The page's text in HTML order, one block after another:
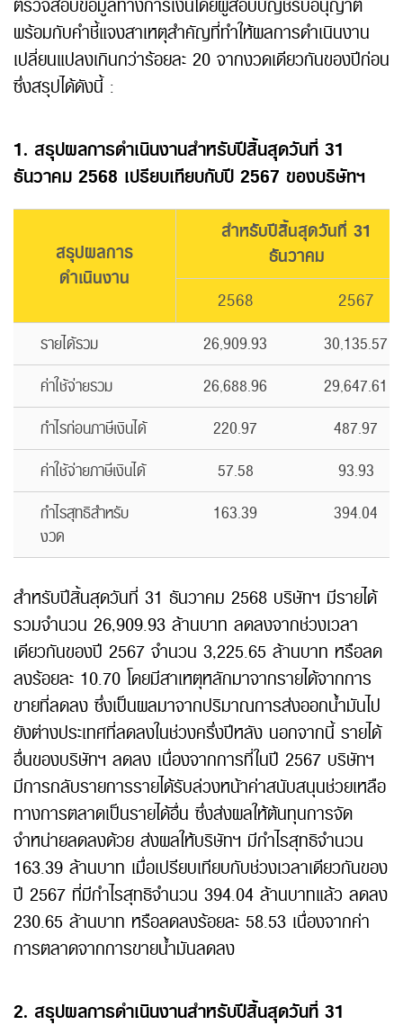
ตรวจสอบข้อมูลทางการเงินโดยผู้สอบบัญชีรับอนุญาต
พร้อมกับคำชี้แจงสาเหตุสำคัญที่ทำให้ผลการดำเนินงาน
เปลี่ยนแปลงเกินกว่าร้อยละ 20 จากงวดเดียวกันของปีก่อน
ซึ่งสรุปได้ดังนี้ :
1. สรุปผลการดำเนินงานสำหรับปีสิ้นสุดวันที่ 31
ธันวาคม 2568 เปรียบเทียบกับปี 2567 ของบริษัทฯ
สรุปผลการ
ดำเนินงาน
สำหรับปีสิ้นสุดวันที่ 31
ธันวาคม
2568 2567
รายได้รวม 26,909.93
30,135.57
ค่าใช้จ่ายรวม
26,688.96
29,647.61
กำไรก่อนภาษีเงินได้
220.97
487.97
ค่าใช้จ่ายภาษีเงินได้
57.58
93.93
กำไรสุทธิสำหรับ
งวด
163.39 394.04
สำหรับปีสิ้นสุดวันที่ 31 ธันวาคม 2568 บริษัทฯ มีรายได้
รวมจำนวน 26,909.93 ล้านบาท ลดลงจากช่วงเวลา
เดียวกันของปี 2567 จำนวน 3,225.65 ล้านบาท หรือลด
ลงร้อยละ 10.70 โดยมีสาเหตุหลักมาจากรายได้จากการ
ขายที่ลดลง ซึ่งเป็นผลมาจากปริมาณการส่งออกน้ำมันไป
ยังต่างประเทศที่ลดลงในช่วงครึ่งปีหลัง นอกจากนี้ รายได้
อื่นของบริษัทฯ ลดลง เนื่องจากการที่ในปี 2567 บริษัทฯ
มีการกลับรายการรายได้รับล่วงหน้าค่าสนับสนุนช่วยเหลือ
ทางการตลาดเป็นรายได้อื่น ซึ่งส่งผลให้ต้นทุนการจัด
จำหน่ายลดลงด้วย ส่งผลให้บริษัทฯ มีกำไรสุทธิจำนวน
163.39 ล้านบาท เมื่อเปรียบเทียบกับช่วงเวลาเดียวกันของ
ปี 2567 ที่มีกำไรสุทธิจำนวน 394.04 ล้านบาทแล้ว ลดลง
230.65 ล้านบาท หรือลดลงร้อยละ 58.53 เนื่องจากค่า
การตลาดจากการขายน้ำมันลดลง
2. สรุปผลการดำเนินงานสำหรับปีสิ้นสุดวันที่ 31